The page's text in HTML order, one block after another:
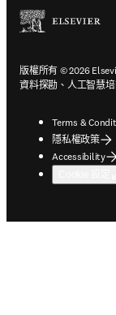
版權所有 © 2026
資料探勘、人工智慧
Terms &
隱私權政策
Accessibility